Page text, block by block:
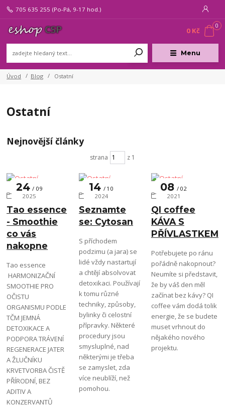
Menu
705 635 255 (Po-Pá, 9-17 hod.)
0
0 Kč
Úvod Blog Ostatní
Ostatní
Nejnovější články
strana z 1
Tao essence
- Smoothie
co vás
nakopne
24
09
2025
Ostatní
Tao essence
HARMONIZAČNÍ
SMOOTHIE PRO
OČISTU
ORGANISMU PODLE
TČM JEMNÁ
DETOXIKACE A
PODPORA TRÁVENÍ
REGENERACE JATER
A ŽLUČNÍKU
KRVETVORBA ČISTĚ
PŘÍRODNÍ, BEZ
ADITIV A
KONZERVANTŮ
Seznamte
se: Cytosan
14
10
2024
Ostatní
S příchodem
podzimu (a jara) se
lidé vždy nastartují
a chtějí absolvovat
detoxikaci. Používají
k tomu různé
techniky, způsoby,
bylinky či celostní
přípravky. Některé
procedury jsou
smysluplné, nad
některými je třeba
se zamyslet, zda
více neublíží, než
pomohou.
QI coffee
KÁVA S
PŘÍVLASTKEM
08
02
2021
Ostatní
Potřebujete po ránu
pořádně nakopnout?
Neumíte si představit,
že by váš den měl
začínat bez kávy? QI
coffee vám dodá tolik
energie, že se budete
muset vrhnout do
nějakého nového
projektu.